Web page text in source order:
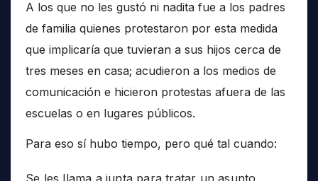
A los que no les gustó ni nadita fue a los padres
de familia quienes protestaron por esta medida
que implicaría que tuvieran a sus hijos cerca de
tres meses en casa; acudieron a los medios de
comunicación e hicieron protestas afuera de las
escuelas o en lugares públicos.
Para eso sí hubo tiempo, pero qué tal cuando:
Se les llama a junta para tratar un asunto